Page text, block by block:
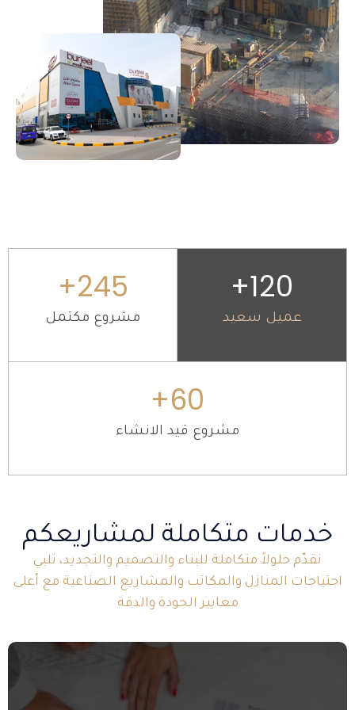
مشروع مكتمل
+245
عميل سعيد
+120
مشروع قيد الانشاء
+60
خدمات متكاملة لمشاريعكم
نقدّم حلولاً متكاملة للبناء والتصميم والتجديد، تلبي
احتياجات المنازل والمكاتب والمشاريع الصناعية مع أعلى
معايير الجودة والدقة